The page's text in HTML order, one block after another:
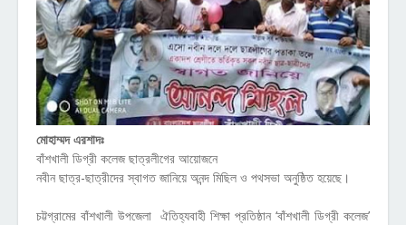
মোহাম্মদ এরশাদঃ
বাঁশখালী ডিগ্রী কলেজ ছাত্রলীগের আয়োজনে
নবীন ছাত্র-ছাত্রীদের স্বাগত জানিয়ে অনন্দ মিছিল ও পথসভা অনুষ্ঠিত হয়েছে।
চট্টগ্রামের বাঁশখালী উপজেলা ঐতিহ্যবাহী শিক্ষা প্রতিষ্ঠান ‘বাঁশখালী ডিগ্রী কলেজ’